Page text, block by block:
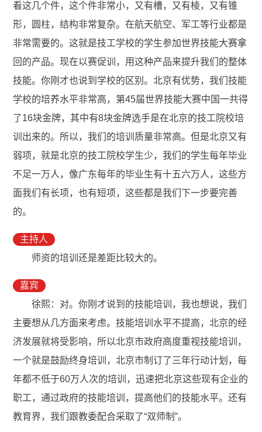
看这几个件，这个件非常小，又有槽，又有棱，又有锥
形，圆柱，结构非常复杂。在航天航空、军工等行业都是
非常需要的。这就是技工学校的学生参加世界技能大赛拿
回的产品。现在以赛促训，用这种产品来提升我们的整体
技能。你刚才也说到学校的区别。北京有优势，我们技能
学校的培养水平非常高，第45届世界技能大赛中国一共得
了16块金牌，其中有8块金牌选手是在北京的技工院校培
训出来的。所以，我们的培训质量非常高。但是北京又有
弱项，就是北京的技工院校学生少，我们的学生每年毕业
不足一万人，像广东每年的毕业生有十五六万人，这些方
面我们有长项，也有短项，这些都是我们下一步要完善
的。
主持人
师资的培训还是差距比较大的。
嘉宾
徐熙：对。你刚才说到的技能培训，我也想说，我们
主要想从几方面来考虑。技能培训水平不提高，北京的经
济发展就将受影响，所以北京市政府高度重视技能培训，
一个就是鼓励终身培训，北京市制订了三年行动计划，每
年都不低于60万人次的培训，迅速把北京这些现有企业的
职工，通过政府的技能培训，提高他们的技能水平。还有
教育界，我们跟教委配合采取了“双师制”。